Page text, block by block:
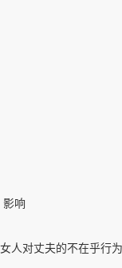
影响
女人对丈夫的不在乎行